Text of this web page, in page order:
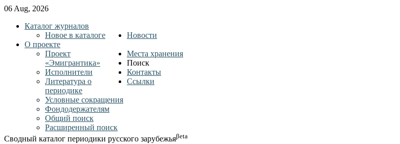
06 Aug, 2026
Каталог журналов
Новое в каталоге
Новости
О проекте
Проект
«Эмигрантика»
Исполнители
Литература о
периодике
Условные сокращения
Фондодержателям
Места хранения
Поиск
Общий поиск
Расширенный поиск
Контакты
Ссылки
Сводный каталог периодики русского зарубежьяβeta